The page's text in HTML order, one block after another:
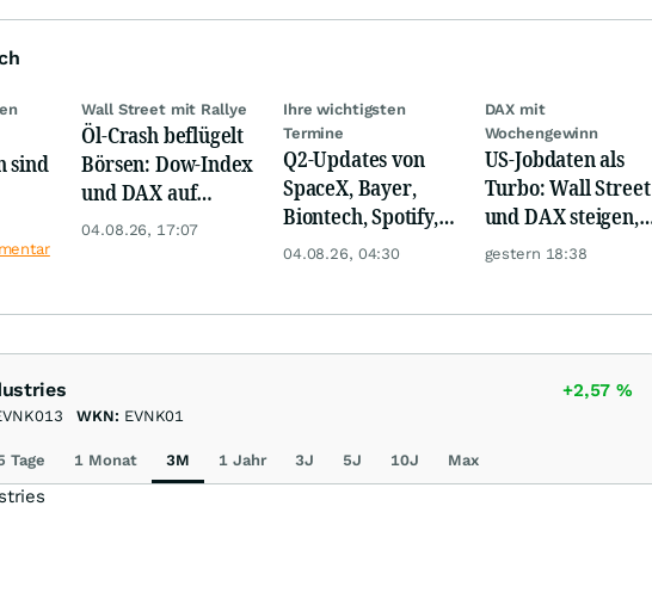
sind
Wall Street mit Rallye
Öl-Crash beflügelt
Börsen: Dow-Index
und DAX auf
Rekord, Gold zieht
04.08.26, 17:07
Ihre wichtigsten
Termine
Q2-Updates von
SpaceX, Bayer,
Biontech, Spotify,
Pfizer, Continental,
04.08.26, 04:30
DAX mit
Wochengewinn
US-Jobdaten als
Turbo: Wall Street
und DAX steigen,
Gold glänzt
gestern 18:38
+2,57 %
WKN: EVNK01
Tage 1 Monat 3M 1 Jahr 3J 5J 10J Max